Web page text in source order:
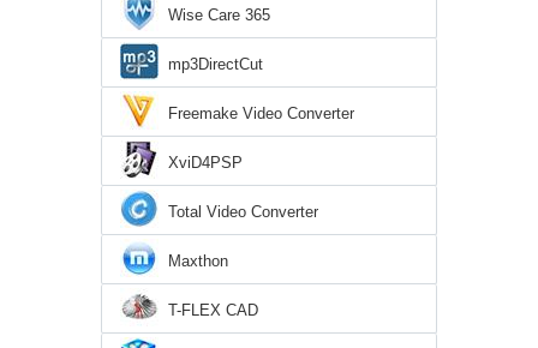
Wise Care 365
mp3DirectCut
Freemake Video Converter
XviD4PSP
Total Video Converter
Maxthon
T-FLEX CAD